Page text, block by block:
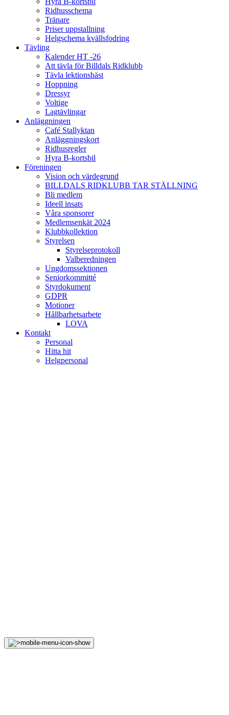
Ridhusschema
Tränare
Priser uppstallning
Helgschema kvällsfodring
Tävling
Kalender HT -26
Att tävla för Billdals Ridklubb
Tävla lektionshäst
Hoppning
Dressyr
Voltige
Lagtävlingar
Anläggningen
Café Stallyktan
Anläggningskort
Ridhusregler
Hyra B-kortsbil
Föreningen
Vision och värdegrund
BILLDALS RIDKLUBB TAR STÄLLNING
Bli medlem
Ideell insats
Våra sponsorer
Medlemsenkät 2024
Klubbkollektion
Styrelsen
Styrelseprotokoll
Valberedningen
Ungdomssektionen
Seniorkommitté
Styrdokument
GDPR
Motioner
Hållbarhetsarbete
LOVA
Kontakt
Personal
Hitta hit
Helgpersonal